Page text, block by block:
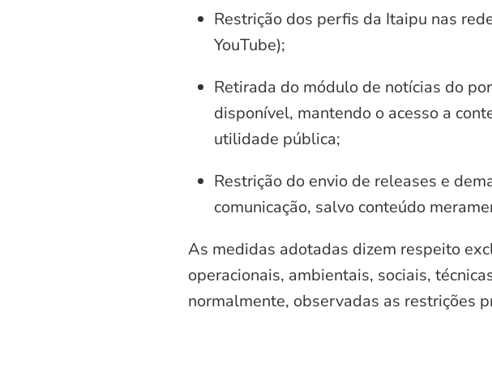
Restrição dos perfis da Itaipu nas
YouTube);
Retirada do módulo de notícias do
disponível, mantendo o acesso a
utilidade pública;
Restrição do envio de releases e
comunicação, salvo conteúdo
As medidas adotadas dizem respeito
operacionais, ambientais, sociais,
normalmente, observadas as restrições